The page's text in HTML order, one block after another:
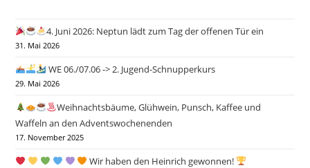
4. Juni 2026: Neptun lädt zum Tag der offenen Tür ein
31. Mai 2026
WE 06./07.06 -> 2. Jugend-Schnupperkurs
29. Mai 2026
Weihnachtsbäume, Glühwein, Punsch, Kaffee und
Waffeln an den Adventswochenenden
17. November 2025
Wir haben den Heinrich gewonnen!